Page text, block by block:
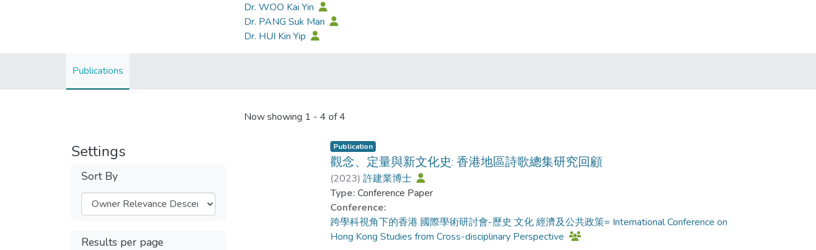
Dr. WOO Kai Yin
Dr. PANG Suk Man
Dr. HUI Kin Yip
Publications
Settings
Sort By
Results per page
Now showing 1 - 4 of 4
Publication
觀念、定量與新文化史: 香港地區詩歌總集研究回顧
(2023)許建業博士
Type: Conference Paper
Conference:
跨學科視角下的香港 國際學術研討會-歷史 文化 經濟及公共政策= International Conference on
Hong Kong Studies from Cross-disciplinary Perspective